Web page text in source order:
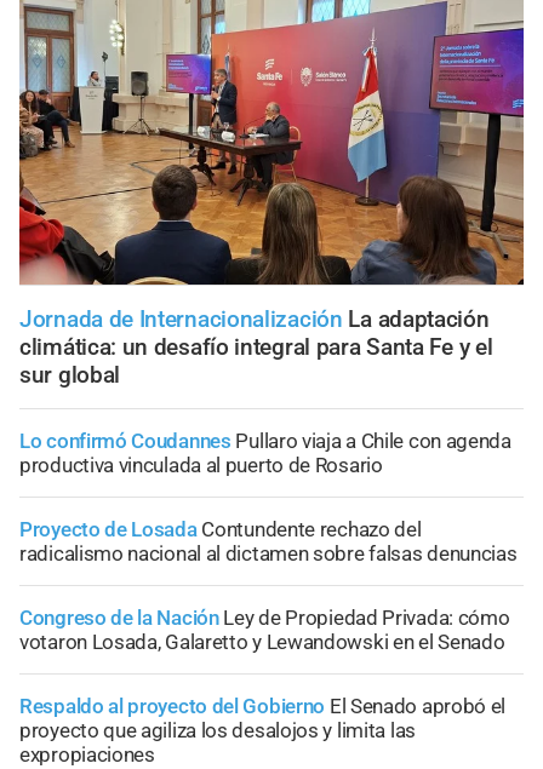
Jornada de Internacionalización La adaptación
climática: un desafío integral para Santa Fe y el
sur global
Lo confirmó Coudannes Pullaro viaja a Chile con agenda
productiva vinculada al puerto de Rosario
Proyecto de Losada Contundente rechazo del
radicalismo nacional al dictamen sobre falsas denuncias
Congreso de la Nación Ley de Propiedad Privada: cómo
votaron Losada, Galaretto y Lewandowski en el Senado
Respaldo al proyecto del Gobierno El Senado aprobó el
proyecto que agiliza los desalojos y limita las
expropiaciones